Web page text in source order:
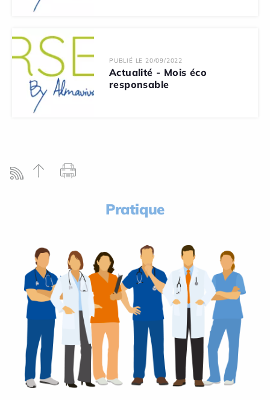
PUBLIÉ LE 20/09/2022
Actualité - Mois éco
responsable
Pratique